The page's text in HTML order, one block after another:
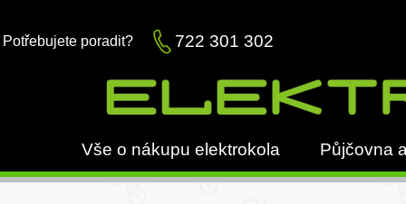
Potřebujete poradit? 722 301 302
Vše o nákupu elektrokola Půjčovna